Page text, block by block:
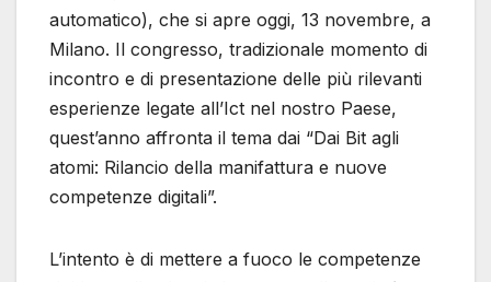
automatico), che si apre oggi, 13 novembre, a
Milano. Il congresso, tradizionale momento di
incontro e di presentazione delle più rilevanti
esperienze legate all’Ict nel nostro Paese,
quest’anno affronta il tema dai “Dai Bit agli
atomi: Rilancio della manifattura e nuove
competenze digitali”.
L’intento è di mettere a fuoco le competenze